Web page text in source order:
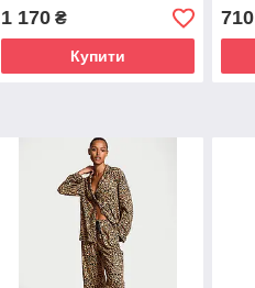
1 170₴
Купити
710